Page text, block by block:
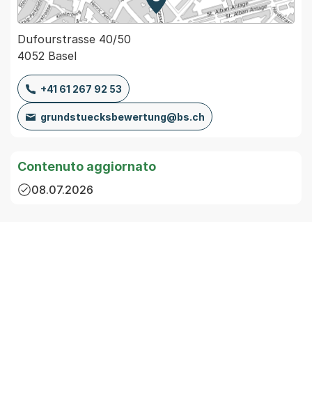
Zur Karte von MapBS.
Externer Link, wird in einem
Dufourstrasse 40/50
4052 Basel
+41 61 267 92 53
grundstuecksbewertung@bs.ch
Contenuto aggiornato
08.07.2026